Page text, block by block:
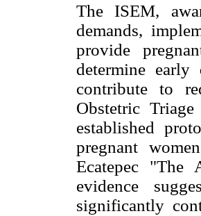
The ISEM,
demands,
provide
determine early
contribute to
Obstetric
established
pregnant
Ecatepec "The
evidence
significantly